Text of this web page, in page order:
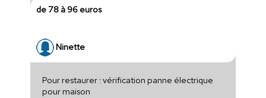
de 78 à 96 euros
Ninette
Pour restaurer : vérification panne électrique
pour maison